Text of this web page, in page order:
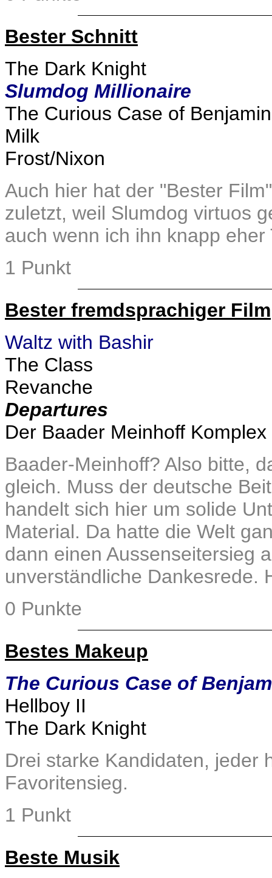
Bester Schnitt
The Dark Knight
Slumdog Millionaire
The Curious Case of
Milk
Frost/Nixon
Auch hier hat der "Bester
zuletzt, weil Slumdog virtuos
auch wenn ich ihn knapp
1 Punkt
Bester fremdsprachiger Film
Waltz with Bashir
The Class
Revanche
Departures
Der Baader Meinhoff Komplex
Baader-Meinhoff? Also bitte,
gleich. Muss der deutsche
handelt sich hier um solide
Material. Da hatte die Welt
dann einen Aussenseitersieg
unverständliche Dankesrede.
0 Punkte
Bestes Makeup
The Curious Case of
Hellboy II
The Dark Knight
Drei starke Kandidaten, jeder
Favoritensieg.
1 Punkt
Beste Musik